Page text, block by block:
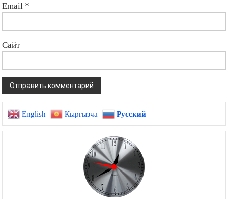
Email *
Сайт
English Кыргызча Русский